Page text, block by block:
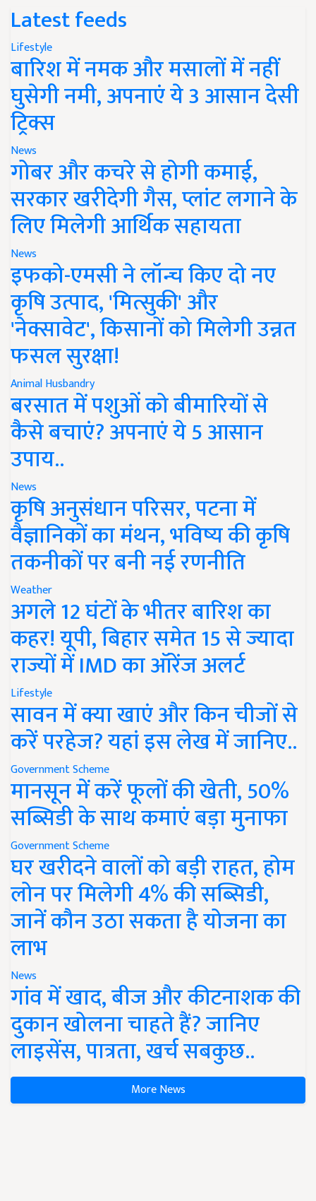
Latest feeds
Lifestyle
बारिश में नमक और मसालों में नहीं
घुसेगी नमी, अपनाएं ये 3 आसान देसी
ट्रिक्स
News
गोबर और कचरे से होगी कमाई,
सरकार खरीदेगी गैस, प्लांट लगाने के
लिए मिलेगी आर्थिक सहायता
News
इफको-एमसी ने लॉन्च किए दो नए
कृषि उत्पाद, 'मित्सुकी' और
'नेक्सावेट', किसानों को मिलेगी उन्नत
फसल सुरक्षा!
Animal Husbandry
बरसात में पशुओं को बीमारियों से
कैसे बचाएं? अपनाएं ये 5 आसान
उपाय..
News
कृषि अनुसंधान परिसर, पटना में
वैज्ञानिकों का मंथन, भविष्य की कृषि
तकनीकों पर बनी नई रणनीति
Weather
अगले 12 घंटों के भीतर बारिश का
कहर! यूपी, बिहार समेत 15 से ज्यादा
राज्यों में IMD का ऑरेंज अलर्ट
Lifestyle
सावन में क्या खाएं और किन चीजों से
करें परहेज? यहां इस लेख में जानिए..
Government Scheme
मानसून में करें फूलों की खेती, 50%
सब्सिडी के साथ कमाएं बड़ा मुनाफा
Government Scheme
घर खरीदने वालों को बड़ी राहत, होम
लोन पर मिलेगी 4% की सब्सिडी,
जानें कौन उठा सकता है योजना का
लाभ
News
गांव में खाद, बीज और कीटनाशक की
दुकान खोलना चाहते हैं? जानिए
लाइसेंस, पात्रता, खर्च सबकुछ..
More News